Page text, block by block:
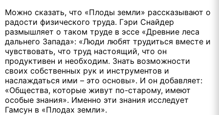
Можно сказать, что «Плоды земли» рассказывают о
радости физического труда. Гэри Снайдер
размышляет о таком труде в эссе «Древние леса
дальнего Запада»: «Люди любят трудиться вместе и
чувствовать, что труд настоящий, что он
продуктивен и необходим. Знать возможности
своих собственных рук и инструментов и
наслаждаться ими – это основы». И он добавляет:
«Общества, которые живут по-старому, имеют
особые знания». Именно эти знания исследует
Гамсун в «Плодах земли».